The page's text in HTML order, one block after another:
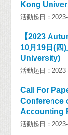
Kong
活動起日：
【2023
10月19日(四
University)
活動起日：
Call For
Conference
Accounting
活動起日：